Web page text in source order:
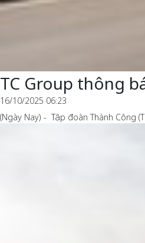
TC Group thông
16/10/2025 06:23
(Ngày Nay) - Tập đoàn Thành Công